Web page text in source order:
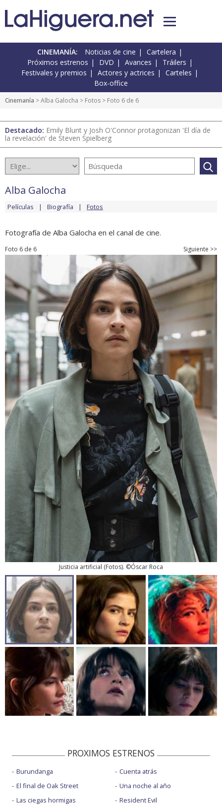
CINEMANÍA: Noticias de cine
Cartelera
Próximos estrenos
DVD Avances
Tráilers
Festivales y premios
Actores y actrices
Carteles
Box-office
Cinemanía >Alba Galocha > Fotos > Foto 6 de 6
Destacado: Emily Blunt y Josh O'Connor protagonizan 'El día de
la revelación' de Steven Spielberg
Alba Galocha
Películas Biografía Fotos
Fotografía de Alba Galocha en el canal de cine.
Foto 6 de 6 Siguiente >>
Justicia artificial (Fotos). ©Óscar Roca
PROXIMOS ESTRENOS
Burundanga
El final de Oak Street
Las ciegas hormigas
Cuenta atrás
Una noche al año
Resident Evil